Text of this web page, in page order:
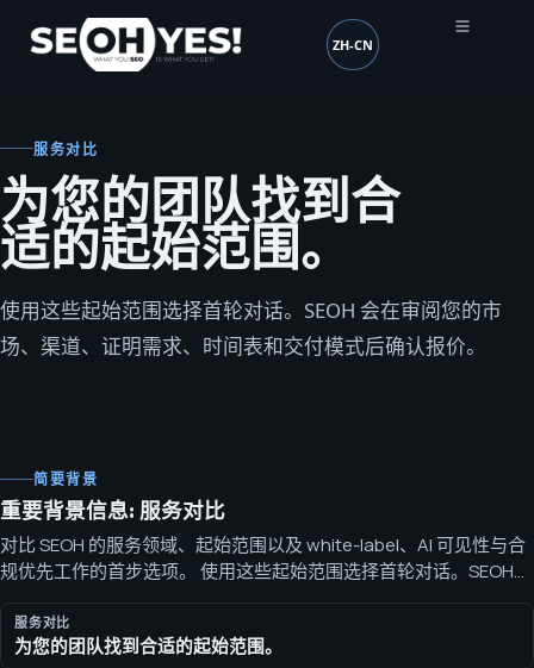
SEOH 语言 (mobile header)
ZH-CN
服务对比
为您的团队找到合
适的起始范围。
使用这些起始范围选择首轮对话。SEOH 会在审阅您的市
场、渠道、证明需求、时间表和交付模式后确认报价。
简要背景
重要背景信息: 服务对比
对比 SEOH 的服务领域、起始范围以及 white-label、AI 可见性与合
规优先工作的首步选项。 使用这些起始范围选择首轮对话。SEOH
会在审阅您的市场、渠道、证明需求、时间表和交付模式后确认报
价。
服务对比
为您的团队找到合适的起始范围。